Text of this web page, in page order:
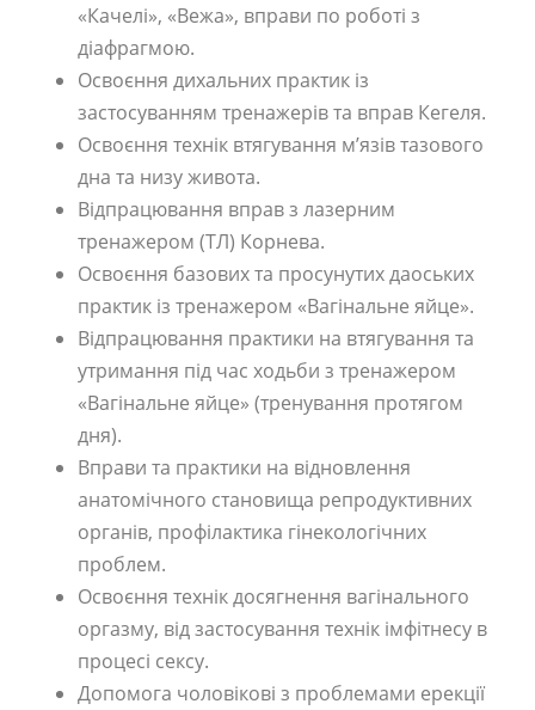
«Качелі», «Вежа», вправи по роботі з
діафрагмою.
Освоєння дихальних практик із
застосуванням тренажерів та вправ Кегеля.
Освоєння технік втягування м’язів тазового
дна та низу живота.
Відпрацювання вправ з лазерним
тренажером (ТЛ) Корнева.
Освоєння базових та просунутих даоських
практик із тренажером «Вагінальне яйце».
Відпрацювання практики на втягування та
утримання під час ходьби з тренажером
«Вагінальне яйце» (тренування протягом
дня).
Вправи та практики на відновлення
анатомічного становища репродуктивних
органів, профілактика гінекологічних
проблем.
Освоєння технік досягнення вагінального
оргазму, від застосування технік імфітнесу в
процесі сексу.
Допомога чоловікові з проблемами ерекції